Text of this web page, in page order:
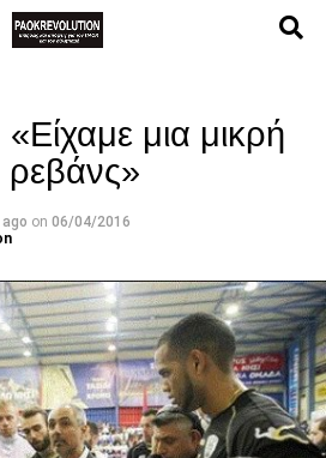
μια μικρή
ρεβάνς»
on 06/04/2016